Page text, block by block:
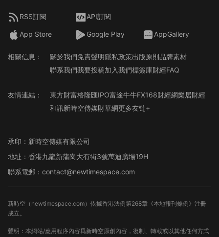
RSS訂閱 API訂閱
App Store Google Play AppGallery
相關信息： 關於我們免責聲明隱私政策出版原則品牌素材
聯系我們我要投稿加入我們標簽庫財經FAQ
友情連結： 東方財富格隆匯IPO富途牛牛FX168財經網樂居財經
和訊新時空傳媒財華網更多友链+
承印：新時空傳媒有限公司
地址：香港九龍新蒲崗大有街3號萬迪廣場19H
聯系電郵：contact@newtimespace.com
新時空（ newtimespace.com）依據香港法例第268章《本地報刊條例》注冊
成立。
聲明：本網站/應用程序內容爲新時空原創內容，復制、轉載或以其他任何方式